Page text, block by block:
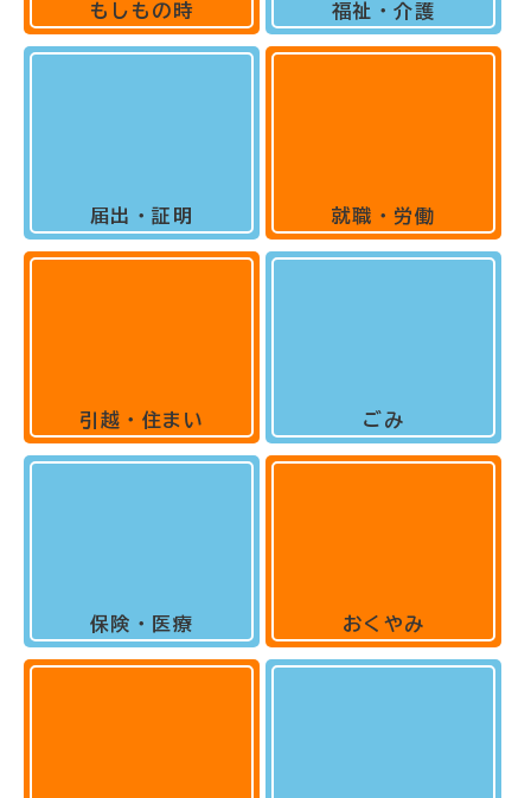
もしもの時
届出・証明
引越・住まい
保険・医療
福祉・介護
就職・労働
ごみ
おくやみ